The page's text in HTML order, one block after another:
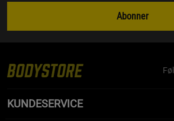
Abonner
KUNDESERVICE